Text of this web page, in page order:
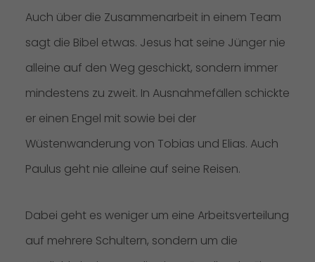
Auch über die Zusammenarbeit in einem Team
sagt die Bibel etwas. Jesus hat seine Jünger nie
alleine auf den Weg geschickt, sondern immer
mindestens zu zweit. In Ausnahmefällen schickte
er einen Engel mit sowie bei der
Wüstenwanderung von Tobias und Elias. Auch
Paulus geht nie alleine auf seine Reisen.
Dabei geht es weniger um eine Arbeitsverteilung
auf mehrere Schultern, sondern um die